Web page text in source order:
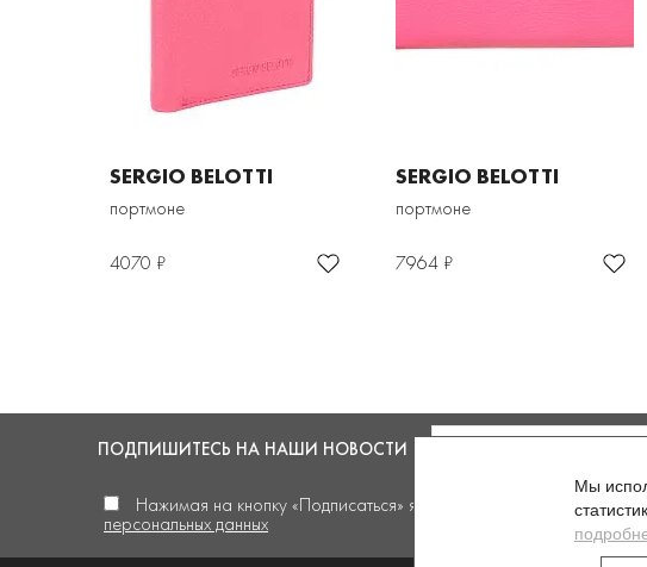
SERGIO BELOTTI
портмоне
4070 ₽
SERGIO BELOTTI
портмоне
7964 ₽
ПОДПИШИТЕСЬ НА НАШИ НОВОСТИ
Нажимая на кнопку «Подписаться» я даю своё согласие на
персональных данных
Мы